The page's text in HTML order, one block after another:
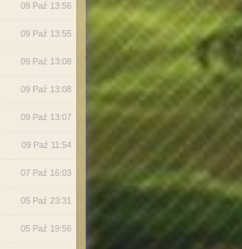
09 Paź 13:56
09 Paź 13:55
09 Paź 13:08
09 Paź 13:08
09 Paź 13:07
09 Paź 11:54
07 Paź 16:03
05 Paź 23:31
05 Paź 19:56